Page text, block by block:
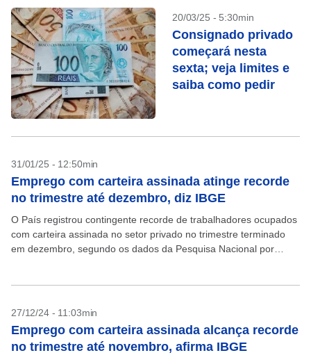
20/03/25 - 5:30min
Consignado privado
começará nesta
sexta; veja limites e
saiba como pedir
31/01/25 - 12:50min
Emprego com carteira assinada atinge recorde
no trimestre até dezembro, diz IBGE
O País registrou contingente recorde de trabalhadores ocupados
com carteira assinada no setor privado no trimestre terminado
em dezembro, segundo os dados da Pesquisa Nacional por
27/12/24 - 11:03min
Emprego com carteira assinada alcança recorde
no trimestre até novembro, afirma IBGE